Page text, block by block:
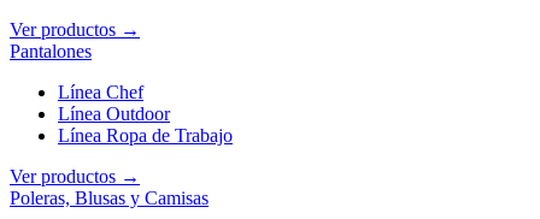
Ver productos →
Pantalones
Línea Chef
Línea Outdoor
Línea Ropa de Trabajo
Ver productos →
Poleras, Blusas y Camisas